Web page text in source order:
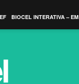
BIOCEL INTERATIVA – EM